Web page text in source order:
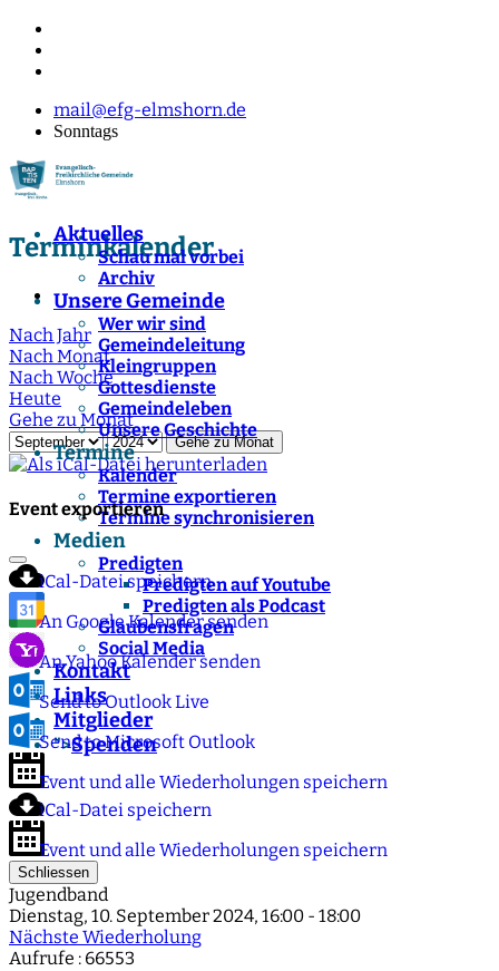
mail@efg-elmshorn.de
Sonntags
Aktuelles
Schau mal vorbei
Archiv
Unsere Gemeinde
Wer wir sind
Gemeindeleitung
Kleingruppen
Gottesdienste
Gemeindeleben
Unsere Geschichte
Termine
Kalender
Termine exportieren
Termine synchronisieren
Medien
Predigten
Predigten auf Youtube
Predigten als Podcast
Glaubensfragen
Social Media
Kontakt
Links
Mitglieder
">Spenden
Terminkalender
Nach Jahr
Nach Monat
Nach Woche
Heute
Gehe zu Monat
Gehe zu Monat
Event exportieren
iCal-Datei speichern
An Google Kalender senden
An Yahoo Kalender senden
Send to Outlook Live
Send to Microsoft Outlook
Event und alle Wiederholungen speichern
iCal-Datei speichern
Event und alle Wiederholungen speichern
Schliessen
Jugendband
Dienstag, 10. September 2024, 16:00 - 18:00
Nächste Wiederholung
Aufrufe : 66553